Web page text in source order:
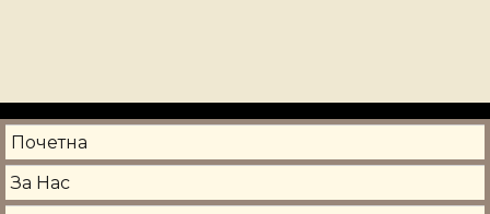
Почетна
За Нас